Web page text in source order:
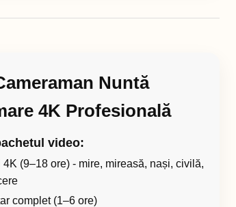
Nuntă
4K Profesională
video:
(9–18 ore) - mire, mireasă, nași, civilă,
complet (1–6 ore)